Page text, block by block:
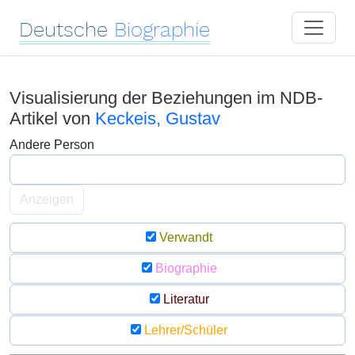
Deutsche Biographie
Visualisierung der Beziehungen im NDB-
Artikel von Keckeis, Gustav
Andere Person
Anzeigen
Verwandt
Biographie
Literatur
Lehrer/Schüler